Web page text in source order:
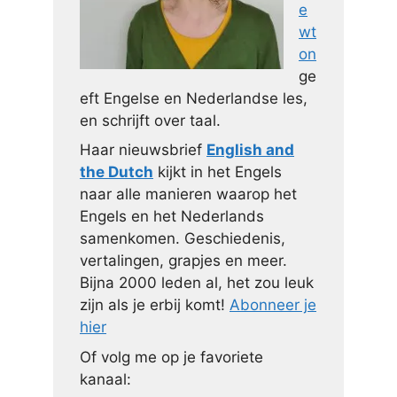
e
wt
on
ge
eft Engelse en Nederlandse les,
en schrijft over taal.
Haar nieuwsbrief English and
the Dutch kijkt in het Engels
naar alle manieren waarop het
Engels en het Nederlands
samenkomen. Geschiedenis,
vertalingen, grapjes en meer.
Bijna 2000 leden al, het zou leuk
zijn als je erbij komt! Abonneer je
hier
Of volg me op je favoriete
kanaal: